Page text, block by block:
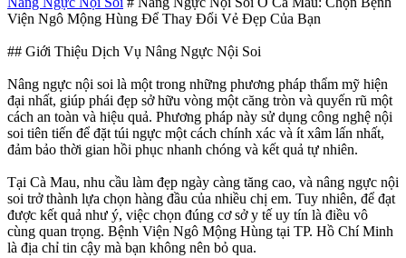
Viện Ngô Mộng Hùng Để Thay Đổi Vẻ Đẹp Của Bạn
## Giới Thiệu Dịch Vụ Nâng Ngực Nội Soi
Nâng ngực nội soi là một trong những phương pháp thẩm mỹ hiện
đại nhất, giúp phái đẹp sở hữu vòng một căng tròn và quyến rũ một
cách an toàn và hiệu quả. Phương pháp này sử dụng công nghệ nội
soi tiên tiến để đặt túi ngực một cách chính xác và ít xâm lấn nhất,
đảm bảo thời gian hồi phục nhanh chóng và kết quả tự nhiên.
Tại Cà Mau, nhu cầu làm đẹp ngày càng tăng cao, và nâng ngực nội
soi trở thành lựa chọn hàng đầu của nhiều chị em. Tuy nhiên, để đạt
được kết quả như ý, việc chọn đúng cơ sở y tế uy tín là điều vô
cùng quan trọng. Bệnh Viện Ngô Mộng Hùng tại TP. Hồ Chí Minh
là địa chỉ tin cậy mà bạn không nên bỏ qua.